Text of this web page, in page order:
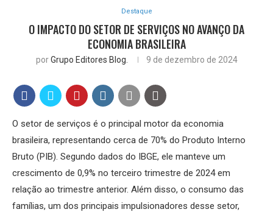
Destaque
O IMPACTO DO SETOR DE SERVIÇOS NO AVANÇO DA
ECONOMIA BRASILEIRA
porGrupo Editores Blog. 9 de dezembro de 2024
O setor de serviços é o principal motor da economia
brasileira, representando cerca de 70% do Produto Interno
Bruto (PIB). Segundo dados do IBGE, ele manteve um
crescimento de 0,9% no terceiro trimestre de 2024 em
relação ao trimestre anterior. Além disso, o consumo das
famílias, um dos principais impulsionadores desse setor,